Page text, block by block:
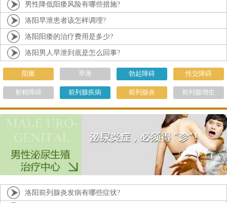
男性降低阳痿风险有哪些措施?
洛阳早泄患者该怎样调理?
洛阳阳痿的治疗费用是多少?
洛阳男人早泄到底是怎么回事?
阳痿 早泄 勃起障碍 性交障碍
射精障碍 前列腺疾病 前列腺炎 前列腺增生
洛阳前列腺炎发病有哪些症状?